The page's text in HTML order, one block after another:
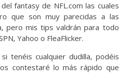
fantasy de NFL.com las cuales
que son muy parecidas a las
pero mis tips valdrán para todo
Yahoo o FleaFlicker.
tenéis cualquier dudilla, podéis
contestaré lo más rápido que